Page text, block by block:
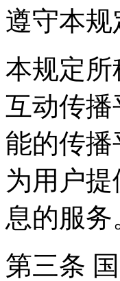
遵守本规
本规定
互动传
能的传播
为用户
息的服务
第三条